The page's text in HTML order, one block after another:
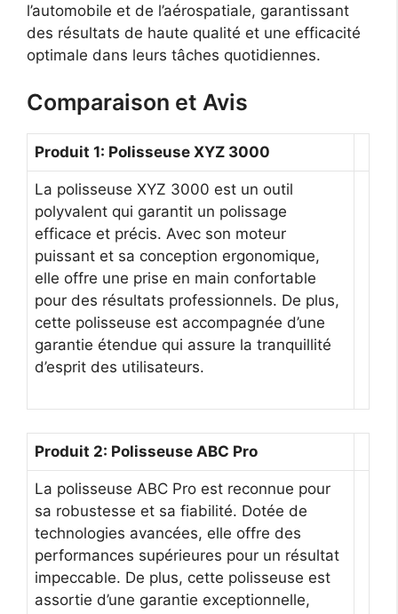
l’automobile et de l’aérospatiale, garantissant
des résultats de haute qualité et une efficacité
optimale dans leurs tâches quotidiennes.
Comparaison et Avis
Produit 1: Polisseuse XYZ 3000
La polisseuse XYZ 3000 est un outil
polyvalent qui garantit un polissage
efficace et précis. Avec son moteur
puissant et sa conception ergonomique,
elle offre une prise en main confortable
pour des résultats professionnels. De plus,
cette polisseuse est accompagnée d’une
garantie étendue qui assure la tranquillité
d’esprit des utilisateurs.
Produit 2: Polisseuse ABC Pro
La polisseuse ABC Pro est reconnue pour
sa robustesse et sa fiabilité. Dotée de
technologies avancées, elle offre des
performances supérieures pour un résultat
impeccable. De plus, cette polisseuse est
assortie d’une garantie exceptionnelle,